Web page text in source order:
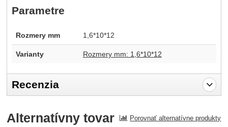
Parametre
Rozmery mm 1,6*10*12
Varianty Rozmery mm: 1,6*10*12
Recenzia
Recenzia
Alternatívny tovar Porovnať alternatívne produkty